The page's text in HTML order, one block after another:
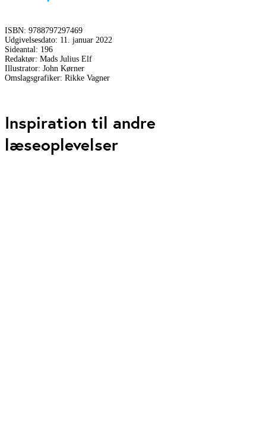
ISBN: 9788797297469
Udgivelsesdato: 11. januar 2022
Sideantal: 196
Redaktør: Mads Julius Elf
Illustrator: John Kørner
Omslagsgrafiker: Rikke Vagner
Inspiration til andre
læseoplevelser